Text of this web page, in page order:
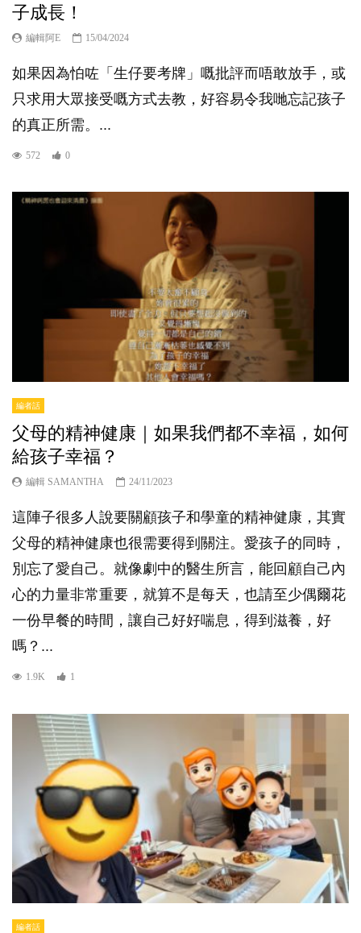
子成長！
編輯阿E 15/04/2024
如果因為怕咗「生仔要考牌」嘅批評而唔敢放手，或
只求用大眾接受嘅方式去教，好容易令我哋忘記孩子
的真正所需。...
572 0
編者話
父母的精神健康｜如果我們都不幸福，如何
給孩子幸福？
編輯 SAMANTHA 24/11/2023
這陣子很多人說要關顧孩子和學童的精神健康，其實
父母的精神健康也很需要得到關注。愛孩子的同時，
別忘了愛自己。就像劇中的醫生所言，能回顧自己內
心的力量非常重要，就算不是每天，也請至少偶爾花
一份早餐的時間，讓自己好好喘息，得到滋養，好
嗎？...
1.9K 1
編者話